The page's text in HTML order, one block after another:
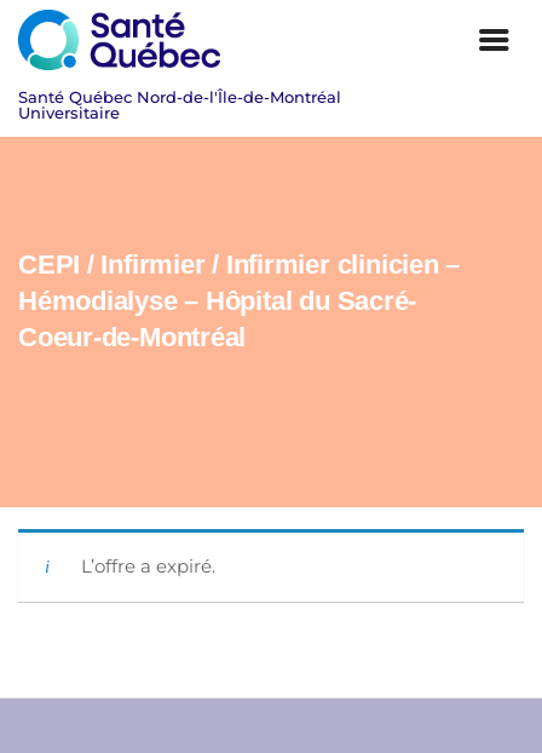
CEPI / Infirmier / Infirmier clinicien –
Hémodialyse – Hôpital du Sacré-
Coeur-de-Montréal
L’offre a expiré.